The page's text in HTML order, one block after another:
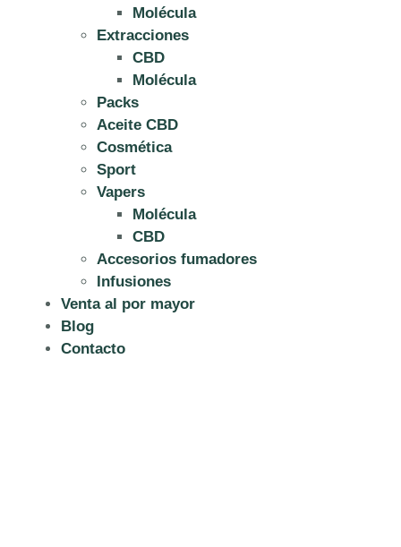
Molécula
Extracciones
CBD
Molécula
Packs
Aceite CBD
Cosmética
Sport
Vapers
Molécula
CBD
Accesorios fumadores
Infusiones
Venta al por mayor
Blog
Contacto